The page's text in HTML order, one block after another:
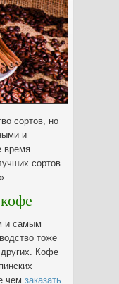
сортов, но
и
время
сортов
и самым
тоже
Кофе
чем заказать